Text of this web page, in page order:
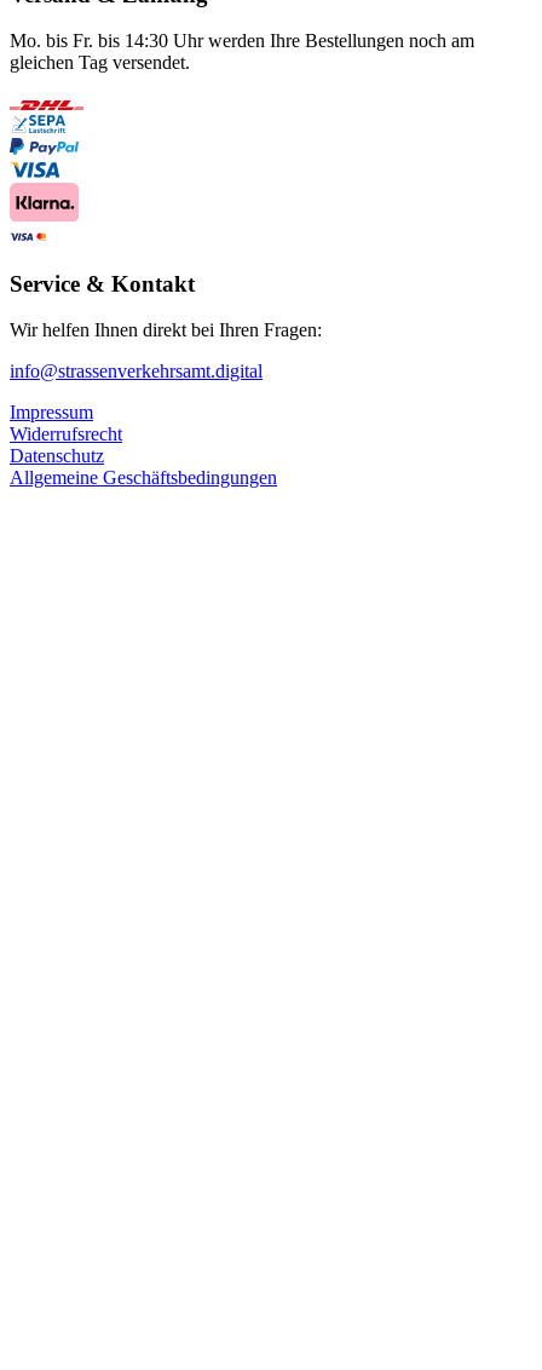
Mo. bis Fr. bis 14:30 Uhr werden Ihre Bestellungen noch am
gleichen Tag versendet.
Service & Kontakt
Wir helfen Ihnen direkt bei Ihren Fragen:
info@strassenverkehrsamt.digital
Impressum
Widerrufsrecht
Datenschutz
Allgemeine Geschäftsbedingungen